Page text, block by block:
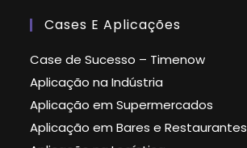
Cases E Aplicações
Case de Sucesso – Timenow
Aplicação na Indústria
Aplicação em Supermercados
Aplicação em Bares e Restaurantes